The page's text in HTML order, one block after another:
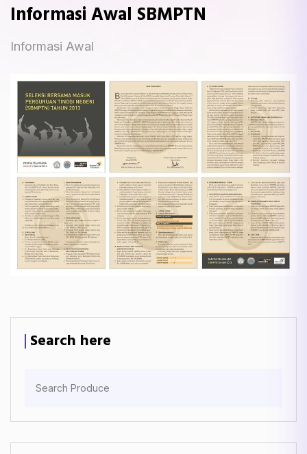
Informasi Awal SBMPTN
Informasi Awal
Search here